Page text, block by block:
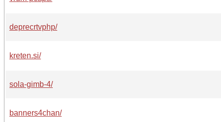
deprecrtvphp/
kreten.si/
sola-gimb-4/
banners4chan/